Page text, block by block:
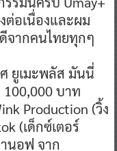
ต่อเนื่องและผม
จากคนไทยทุกๆ
ยูเมะพลัส มันนี่
บาท
Production (วิ้ง
(เด็กซ์เตอร์
นอฟ จาก